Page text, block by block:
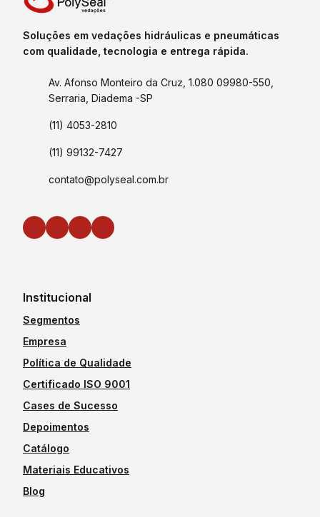
Soluções em vedações hidráulicas e pneumáticas
com qualidade, tecnologia e entrega rápida.
Av. Afonso Monteiro da Cruz, 1.080 09980-550,
Serraria, Diadema -SP
(11) 4053-2810
(11) 99132-7427
contato@polyseal.com.br
Institucional
Segmentos
Empresa
Política de Qualidade
Certificado ISO 9001
Cases de Sucesso
Depoimentos
Catálogo
Materiais Educativos
Blog